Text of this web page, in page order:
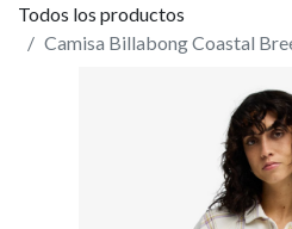
Todos los productos
Camisa Billabong Coastal